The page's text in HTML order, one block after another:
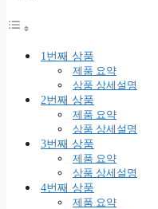
1번째 상품
제품 요약
상품 상세설명
2번째 상품
제품 요약
상품 상세설명
3번째 상품
제품 요약
상품 상세설명
4번째 상품
제품 요약